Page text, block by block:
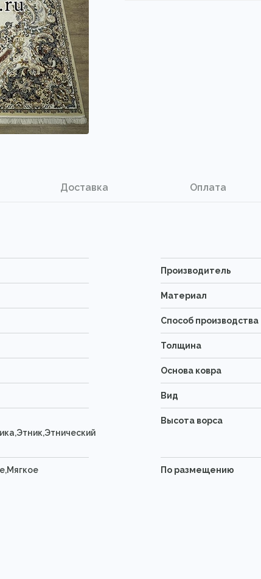
Доставка Оплата
Производитель
Материал
Способ производства
Толщина
Основа ковра
Вид
Высота ворса
По размещению